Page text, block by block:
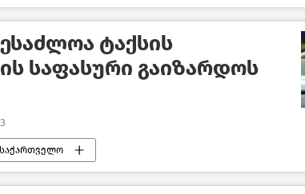
– საქმის ახალი დეტალები საქართველო
ტაქსის
საფასური გაიზარდოს
საქართველო